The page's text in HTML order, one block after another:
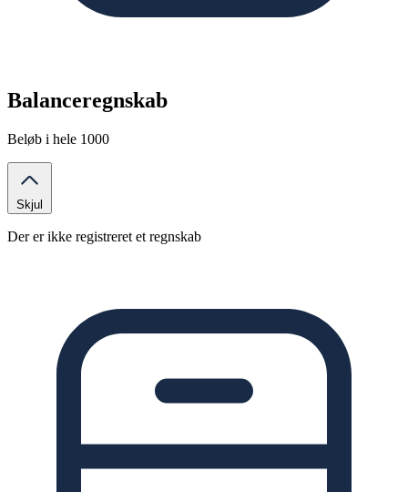
Balanceregnskab
Beløb i hele 1000
Skjul
Der er ikke registreret et regnskab